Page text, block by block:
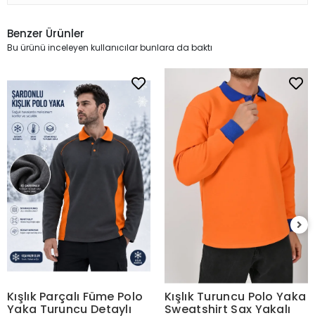
Benzer Ürünler
Bu ürünü inceleyen kullanıcılar bunlara da baktı
Kışlık Parçalı Füme Polo
Yaka Turuncu Detaylı
Kışlık Turuncu Polo Yaka
Sweatshirt Sax Yakalı